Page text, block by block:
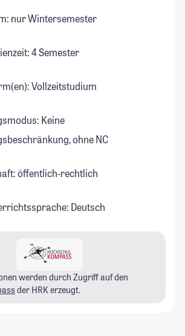
nur Wintersemester
4 Semester
Vollzeitstudium
Keine
ohne NC
öffentlich-rechtlich
Deutsch
werden durch Zugriff auf den
der HRK erzeugt.